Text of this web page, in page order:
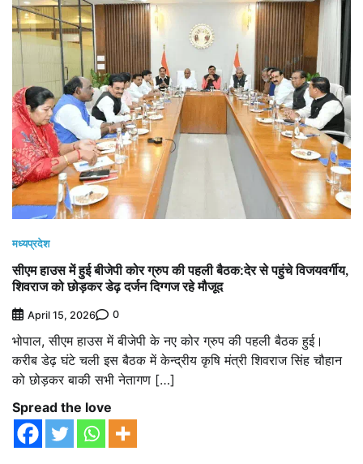
मध्यप्रदेश
सीएम हाउस में हुई बीजेपी कोर ग्रुप की पहली बैठक:देर से पहुंचे विजयवर्गीय,
शिवराज को छोड़कर डेढ़ दर्जन दिग्गज रहे मौजूद
April 15, 2026 0
भोपाल, सीएम हाउस में बीजेपी के नए कोर ग्रुप की पहली बैठक हुई।
करीब डेढ़ घंटे चली इस बैठक में केन्द्रीय कृषि मंत्री शिवराज सिंह चौहान
को छोड़कर बाकी सभी नेतागण […]
Spread the love